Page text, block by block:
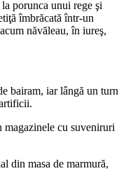
porunca unui rege şi
îmbrăcată într-un
năvăleau, în iureş,
bairam, iar lângă un turn
cu suveniruri
din masa de marmură,